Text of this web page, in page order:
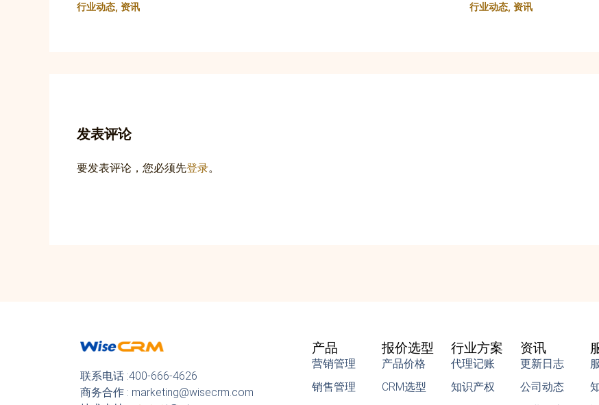
行业动态 资讯 行业动态, 资讯
发表评论
要发表评论，您必须先登录。
联系电话 :400-666-4626
商务合作 : marketing@wisecrm.com
产品
营销管理
销售管理
报价选型
产品价格
CRM选型
行业方案
代理记账
知识产权
资讯
更新日志
公司动态